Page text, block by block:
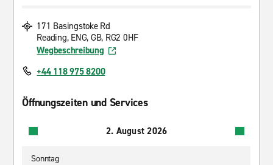
171 Basingstoke Rd
Reading, ENG, GB, RG2 0HF
Wegbeschreibung
+44 118 975 8200
Öffnungszeiten und Services
2. August 2026
Sonntag